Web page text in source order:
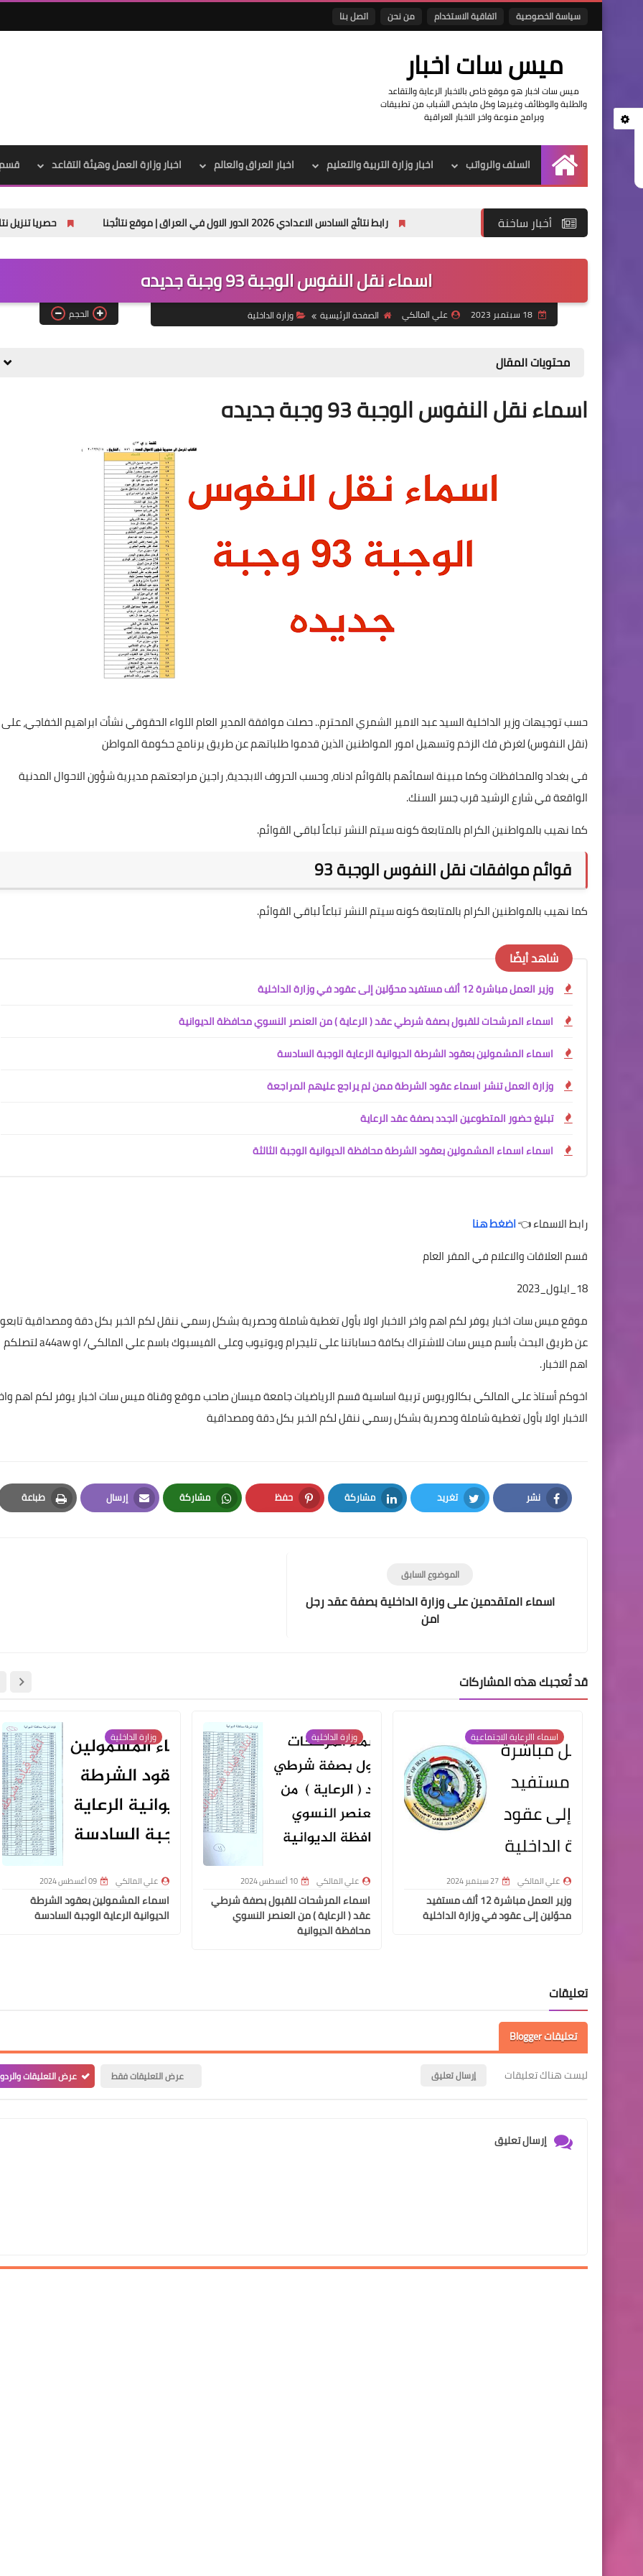
سياسة الخصوصية اتفاقية الاستخدام من نحن اتصل بنا
ميس سات اخبار
ميس سات اخبار هو موقع خاص بالاخبار الرعاية والتقاعد
والطلبة والوظائف وغيرها وكل مايخص الشباب من تطبيقات
وبرامج منوعة واخر الاخبار العراقية
الرئيسية
السلف والرواتب اخبار وزارة التربية والتعليم اخبار العراق والعالم اخبار وزارة العمل وهيئة التقاعد قسم
أخبار ساخنة رابط نتائج السادس الاعدادي 2026 الدور الاول في العراق | موقع نتائجنا حصريا تنزيل نتائج السادس
اسماء نقل النفوس الوجبة 93 وجبة جديده
علي المالكي الصفحة الرئيسية وزارة الداخلية الحجم
محتويات المقال
اسماء نقل النفوس الوجبة 93 وجبة جديده
حسب توجيهات وزير الداخلية السيد عبد الامير الشمري المحترم.. حصلت موافقة المدير العام اللواء الحقوقي نشأت ابراهيم الخفاجي، على
(نقل النفوس) لغرض فك الزخم وتسهيل امور المواطنين الذين قدموا طلباتهم عن طريق برنامج حكومة المواطن
في بغداد والمحافظات وكما مبينة اسمائهم بالقوائم ادناه، وحسب الحروف الابجدية، راجين مراجعتهم مديرية شؤون الاحوال المدنية
الواقعة في شارع الرشيد قرب جسر السنك.
كما نهيب بالمواطنين الكرام بالمتابعة كونه سيتم النشر تباعاً لباقي القوائم.
قوائم موافقات نقل النفوس الوجبة 93
كما نهيب بالمواطنين الكرام بالمتابعة كونه سيتم النشر تباعاً لباقي القوائم.
شاهد أيضًا
وزير العمل مباشرة 12 ألف مستفيد محوّلين إلى عقود في وزارة الداخلية
اسماء المرشحات للقبول بصفة شرطي عقد ( الرعاية ) من العنصر النسوي محافظة الديوانية
اسماء المشمولين بعقود الشرطة الديوانية الرعاية الوجبة السادسة
وزارة العمل تنشر اسماء عقود الشرطة ممن لم يراجع عليهم المراجعة
تبليغ حضور المتطوعين الجدد بصفة عقد الرعاية
اسماء اسماء المشمولين بعقود الشرطة محافظة الديوانية الوجبة الثالثة
رابط الاسماء 👈اضغط هنا
قسم العلاقات والاعلام في المقر العام
18_ايلول_2023
موقع ميس سات اخبار يوفر لكم اهم واخر الاخبار اولا بأول تغطية شاملة وحصرية بشكل رسمي ننقل لكم الخبر بكل دقة ومصداقية
عن طريق البحث بأسم ميس سات للاشتراك بكافة حساباتنا على تليجرام ويوتيوب وعلى الفيسبوك باسم علي المالكي/ او a44aw لتصلكم
اهم الاخبار.
اخوكم أستاذ علي المالكي بكالوريوس تربية اساسية قسم الرياضيات جامعة ميسان صاحب موقع وقناة ميس سات اخبار يوفر لكم اهم
الاخبار اولا بأول تغطية شاملة وحصرية بشكل رسمي ننقل لكم الخبر بكل دقة ومصداقية
نشر
Facebook
تغريد
Twitter
مشاركة
LinkedIn
حفظ
Pinterest
مشاركة
Whatsapp
إرسال
Email
طباعة
Print
الموضوع السابق
اسماء المتقدمين على وزارة الداخلية بصفة عقد رجل
امن
قد تُعجبك هذه المشاركات
اسماء االرعاية الاجتماعية
علي المالكي 27 سبتمبر 2024
وزير العمل مباشرة 12 ألف مستفيد
محوّلين إلى عقود في وزارة الداخلية
وزارة الداخلية
علي المالكي 10 أغسطس 2024
اسماء المرشحات للقبول بصفة شرطي
عقد ( الرعاية ) من العنصر النسوي
محافظة الديوانية
وزارة الداخلية
علي المالكي 09 أغسطس 2024
اسماء المشمولين بعقود الشرطة
الديوانية الرعاية الوجبة السادسة
تعليقات
تعليقات Blogger
ليست هناك تعليقات إرسال تعليق عرض التعليقات فقط عرض التعليقات
إرسال تعليق
12 يناير 2024
10 يناير 2024
09 يناير 2024
09 يناير 2024
07 يناير 2024
علي المالكي
علي المالكي
10 أبريل 2021
علي المالكي
علي المالكي